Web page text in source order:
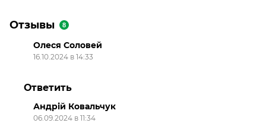
Отзывы 8
Олеся Соловей
16.10.2024 в 14:33
Ответить
Андрій Ковальчук
06.09.2024 в 11:34